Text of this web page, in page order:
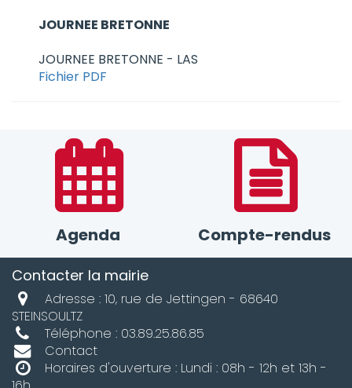
JOURNEE BRETONNE
JOURNEE BRETONNE - LAS
Fichier PDF
Agenda Compte-rendus
Contacter la mairie
Adresse : 10, rue de Jettingen - 68640
STEINSOULTZ
Téléphone : 03.89.25.86.85
Contact
Horaires d'ouverture : Lundi : 08h - 12h et 13h -